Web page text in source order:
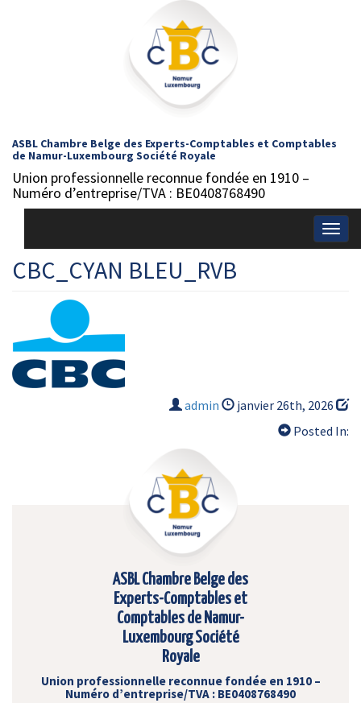
ASBL Chambre Belge des Experts-Comptables et Comptables
de Namur-Luxembourg Société Royale
Union professionnelle reconnue fondée en 1910 –
Numéro d’entreprise/TVA : BE0408768490
CBC_CYAN BLEU_RVB
admin
janvier 26th, 2026
Posted In:
ASBL Chambre Belge des
Experts-Comptables et
Comptables de Namur-
Luxembourg Société
Royale
Union professionnelle reconnue fondée en 1910 –
Numéro d’entreprise/TVA : BE0408768490